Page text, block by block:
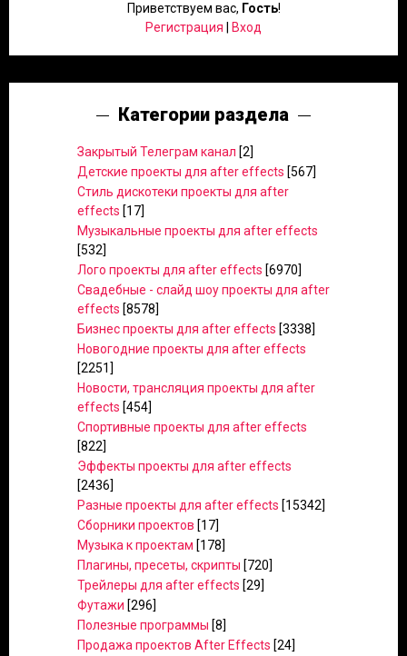
Приветствуем вас, Гость!
Регистрация
Вход
Категории раздела
Закрытый Телеграм канал [2]
Детские проекты для after effects [567]
Стиль дискотеки проекты для after
effects [17]
Музыкальные проекты для after effects
[532]
Лого проекты для after effects [6970]
Свадебные - слайд шоу проекты для after
effects [8578]
Бизнес проекты для after effects [3338]
Новогодние проекты для after effects
[2251]
Новости, трансляция проекты для after
effects [454]
Спортивные проекты для after effects
[822]
Эффекты проекты для after effects
[2436]
Разные проекты для after effects [15342]
Сборники проектов [17]
Музыка к проектам [178]
Плагины, пресеты, скрипты [720]
Трейлеры для after effects [29]
Футажи [296]
Полезные программы [8]
Продажа проектов After Effects [24]